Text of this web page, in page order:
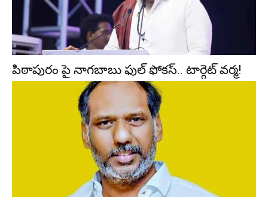
పిఠాపురం పై నాగబాబు ఫుల్ ఫోకస్.. టార్గెట్ వర్మ!